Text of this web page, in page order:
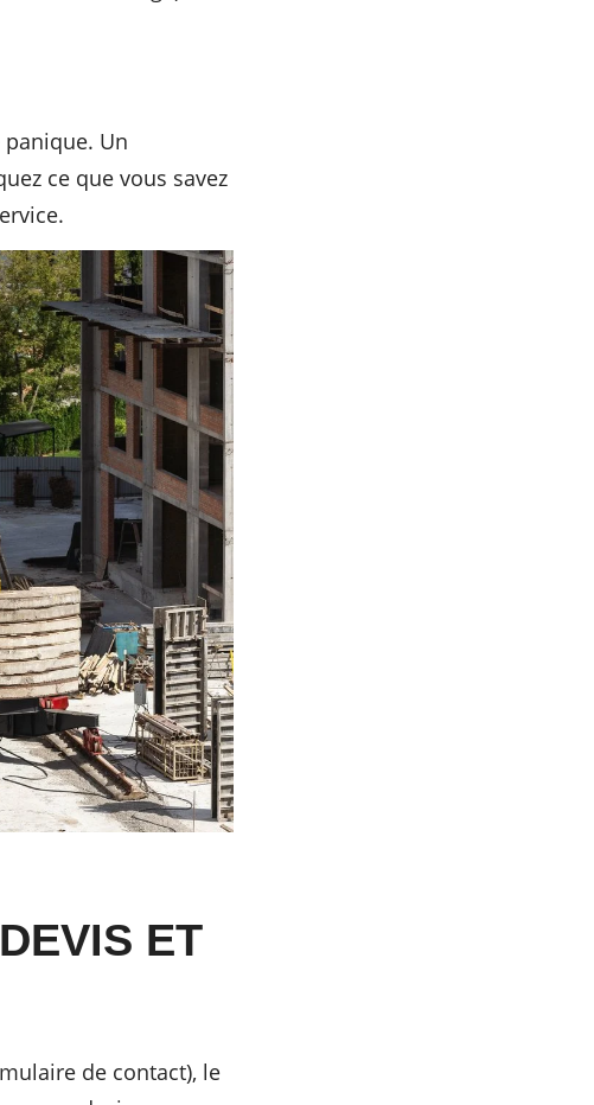
panique. Un
ce que vous savez
ET
de contact), le